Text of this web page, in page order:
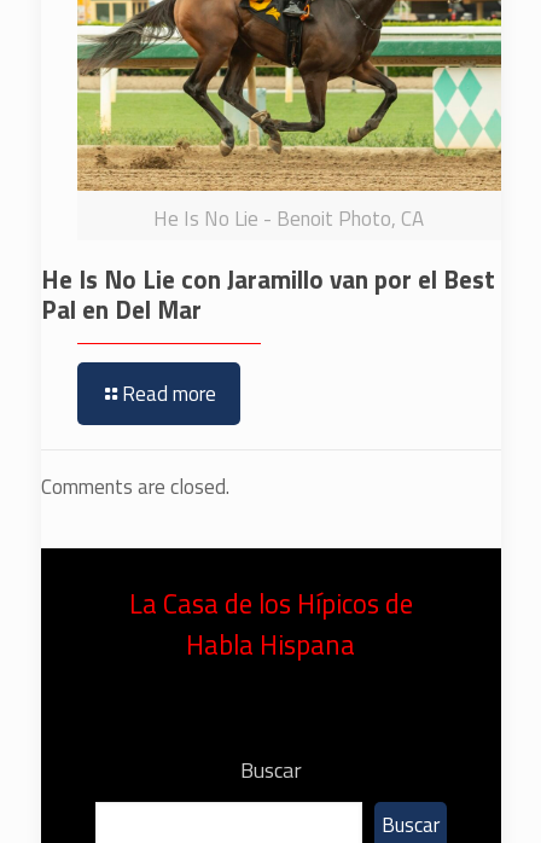
He Is No Lie - Benoit Photo, CA
He Is No Lie con Jaramillo van por el Best
Pal en Del Mar
Read more
Comments are closed.
La Casa de los Hípicos de
Habla Hispana
Buscar
Buscar